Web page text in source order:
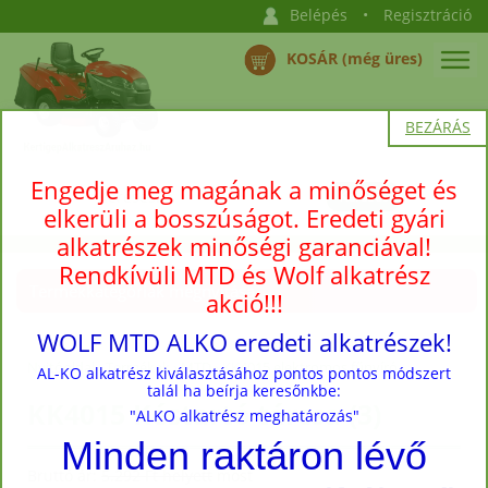
Belépés • Regisztráció
KOSÁR (még üres)
Termékkategóriák megnyitása →
Nyitóoldal›Termékek›MTD›KK4015 elektromos fűnyíró
KK4015 Késtartó tárcsa (3)
Bruttó ár: 5.292 Ft helyett most
BEZÁRÁS
Engedje meg magának a minőséget és
elkerüli a bosszúságot. Eredeti gyári
alkatrészek minőségi garanciával!
Rendkívüli MTD és Wolf alkatrész
akció!!!
WOLF MTD ALKO eredeti alkatrészek!
AL-KO alkatrész kiválasztásához pontos pontos módszert
talál ha beírja keresőnkbe:
"ALKO alkatrész meghatározás"
Minden raktáron lévő